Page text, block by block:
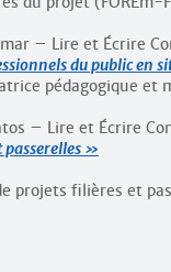
– Lire et Écrire
du public en
pédagogique et
– Lire et Écrire
»
projets filières et